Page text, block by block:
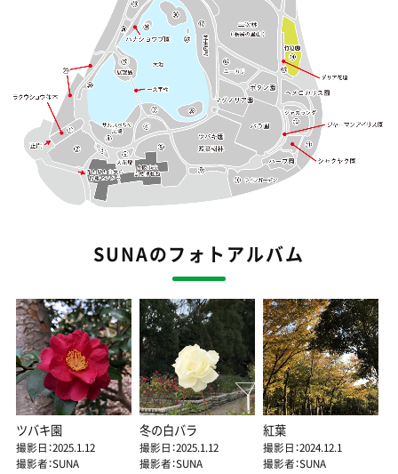
SUNAのフォトアルバム
ツバキ園
撮影日：2025.1.12
撮影者：SUNA
冬の白バラ
撮影日：2025.1.12
撮影者：SUNA
紅葉
撮影日：2024.12.1
撮影者：SUNA